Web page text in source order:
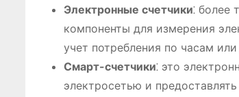
Электронные счетчики⁚ более
компоненты для измерения
учет потребления по часам
Смарт-счетчики⁚ это
электросетью и